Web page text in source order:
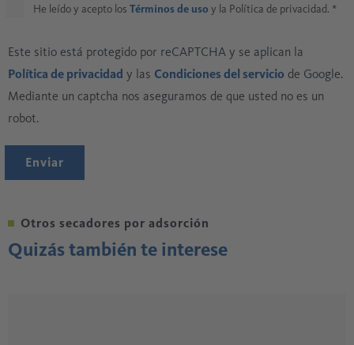
He leído y acepto los Términos de uso y la Política de privacidad. *
Este sitio está protegido por reCAPTCHA y se aplican la
Política de privacidad y las Condiciones del servicio de Google.
Mediante un captcha nos aseguramos de que usted no es un
robot.
Enviar
Otros secadores por adsorción
Quizás también te interese